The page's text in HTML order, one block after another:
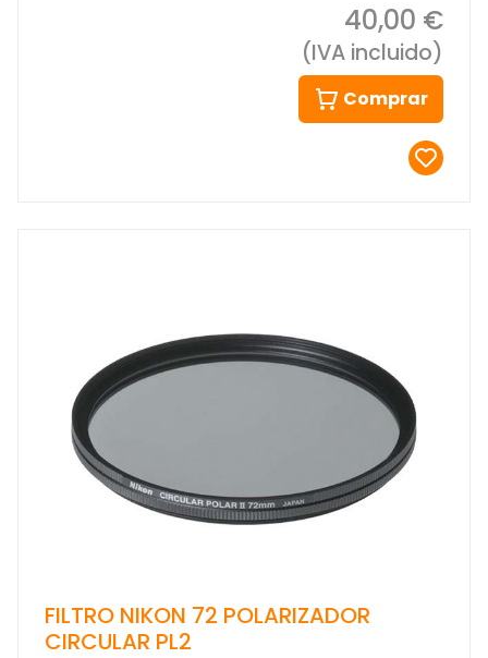
40,00 €
(IVA incluido)
Comprar
FILTRO NIKON 72 POLARIZADOR
CIRCULAR PL2